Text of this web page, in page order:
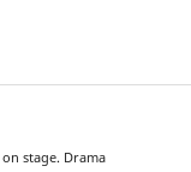
stage. Drama